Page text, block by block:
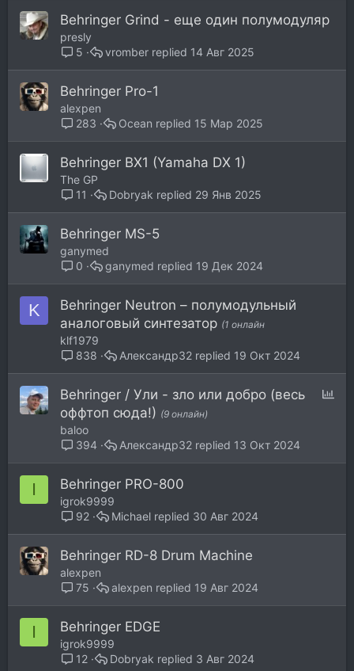
Behringer Grind - еще один полумодуляр
presly
5
14 Авг 2025
vromber
Behringer Pro-1
alexpen
283
15 Мар 2025
Ocean
Behringer BX1 (Yamaha DX 1)
The GP
11
29 Янв 2025
Dobryak
Behringer MS-5
ganymed
0
19 Дек 2024
ganymed
K
Behringer Neutron – полумодульный
аналоговый синтезатор (1 онлайн
klf1979
838
19 Окт 2024
Александр32
с
Behringer / Ули - зло или добро (весь
оффтоп сюда!) (9 онлайн)
baloo
394
13 Окт 2024
Александр32
I Behringer PRO-800
igrok9999
92
30 Авг 2024
Michael
Behringer RD-8 Drum Machine
alexpen
75
19 Авг 2024
alexpen
I Behringer EDGE
igrok9999
12
3 Авг 2024
Dobryak